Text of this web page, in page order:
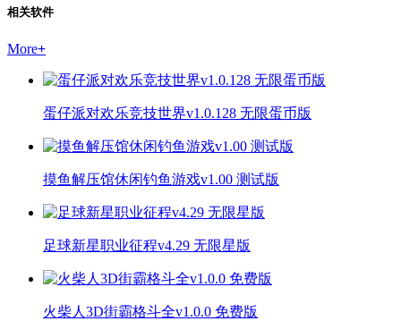
相关软件
More+
蛋仔派对欢乐竞技世界v1.0.128 无限蛋币版
摸鱼解压馆休闲钓鱼游戏v1.00 测试版
足球新星职业征程v4.29 无限星版
火柴人3D街霸格斗全v1.0.0 免费版